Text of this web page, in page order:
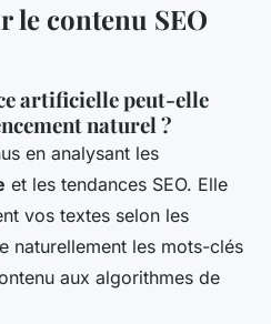
le contenu SEO
artificielle peut-elle
naturel ?
en analysant les
et les tendances SEO. Elle
vos textes selon les
naturellement les mots-clés
aux algorithmes de